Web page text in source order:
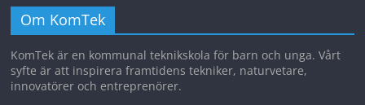
Om KomTek
KomTek är en kommunal teknikskola för barn och unga. Vårt
syfte är att inspirera framtidens tekniker, naturvetare,
innovatörer och entreprenörer.